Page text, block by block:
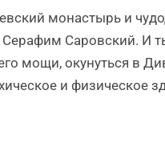
монастырь и
Саровский. И
его мощи, окунуться в
и физическое